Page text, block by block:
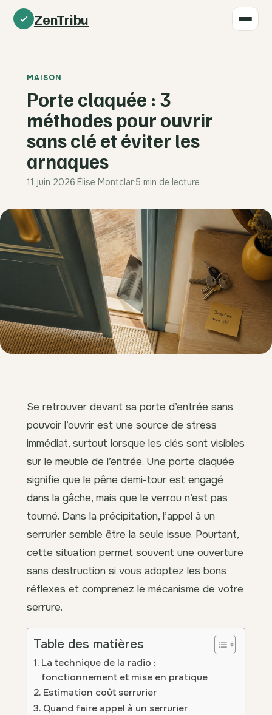
ZenTribu
MAISON
Porte claquée : 3
méthodes pour ouvrir
sans clé et éviter les
arnaques
11 juin 2026·Élise Montclar·5 min de lecture
Se retrouver devant sa porte d’entrée sans
pouvoir l’ouvrir est une source de stress
immédiat, surtout lorsque les clés sont visibles
sur le meuble de l’entrée. Une porte claquée
signifie que le pêne demi-tour est engagé
dans la gâche, mais que le verrou n’est pas
tourné. Dans la précipitation, l’appel à un
serrurier semble être la seule issue. Pourtant,
cette situation permet souvent une ouverture
sans destruction si vous adoptez les bons
réflexes et comprenez le mécanisme de votre
serrure.
Table des matières
La technique de la radio :
fonctionnement et mise en pratique
Estimation coût serrurier
Quand faire appel à un serrurier